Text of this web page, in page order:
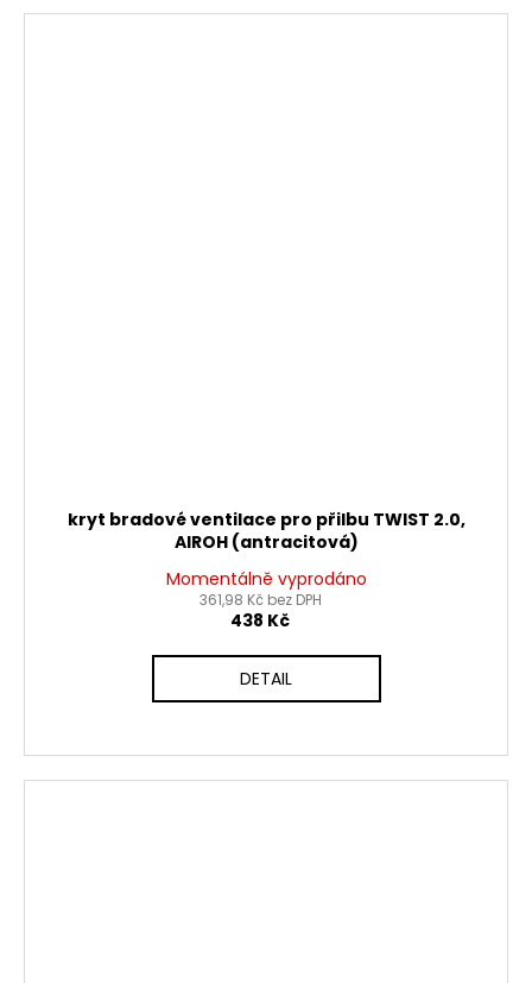
kryt bradové ventilace pro přilbu TWIST 2.0,
AIROH (antracitová)
Momentálně vyprodáno
361,98 Kč bez DPH
438 Kč
DETAIL